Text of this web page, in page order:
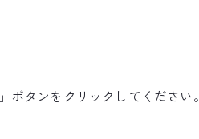
CORPORATION
タンをクリックしてください。